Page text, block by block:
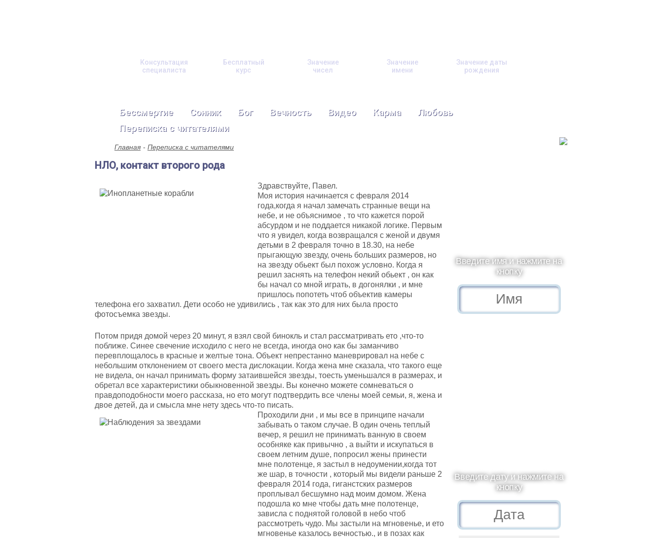
Консультация
специалиста
Бесплатный
курс
Значение
чисел
Значение
имени
Значение даты
рождения
Бессмертие Сонник Бог Вечность Видео Карма
Любовь
Переписка с читателями
Главная Переписка с читателями
НЛО, контакт второго рода
Здравствуйте, Павел.
Моя история начинается с февраля 2014
года,когда я начал замечать странные вещи на
небе, и не объяснимое , то что кажется порой
абсурдом и не поддается никакой логике. Первым
что я увидел, когда возвращался с женой и двумя
детьми в 2 февраля точно в 18.30, на небе
прыгающую звезду, очень больших размеров, но
на звезду обьект был похож условно. Когда я
решил заснять на телефон некий обьект , он как
бы начал со мной играть, в догонялки , и мне
пришлось попотеть чтоб объектив камеры
телефона его захватил. Дети особо не удивились , так как это для них была просто
фотосъемка звезды.
Потом придя домой через 20 минут, я взял свой бинокль и стал рассматривать ето ,что-то
поближе. Синее свечение исходило с него не всегда, иногда оно как бы заманчиво
перевплощалось в красные и желтые тона. Объект непрестанно маневрировал на небе с
небольшим отклонением от своего места дислокации. Когда жена мне сказала, что такого еще
не видела, он начал принимать форму затаившейся звезды, тоесть уменьшался в размерах, и
обретал все характеристики обыкновенной звезды. Вы конечно можете сомневаться о
правдоподобности моего рассказа, но ето могут подтвердить все члены моей семьи, я, жена и
двое детей, да и смысла мне нету здесь что-то писать.
Проходили дни , и мы все в принципе начали
забывать о таком случае. В один очень теплый
вечер, я решил не принимать ванную в своем
особняке как привычно , а выйти и искупаться в
своем летним душе, попросил жены принести
мне полотенце, я застыл в недоумении,когда тот
же шар, в точности , который мы видели раньше 2
февраля 2014 года, гиганстских размеров
проплывал бесшумно над моим домом. Жена
подошла ко мне чтобы дать мне полотенце,
зависла с поднятой головой в небо чтоб
рассмотреть чудо. Мы застыли на мгновенье, и ето
мгновенье казалось вечностью., и в позах как
Введите имя и нажмите на
кнопку
Введите дату и нажмите на
кнопку